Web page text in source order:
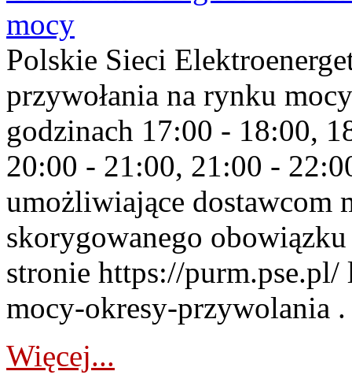
mocy
Polskie Sieci
przywołania na rynku
godzinach 17:00 - 18:00,
20:00 - 21:00, 21:00 -
umożliwiające dostawcom
skorygowanego
stronie https://
mocy-okresy-przywolania
Więcej...